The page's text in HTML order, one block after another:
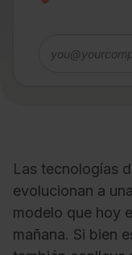
Las tecnologías
evolucionan a
modelo que hoy
mañana. Si bien